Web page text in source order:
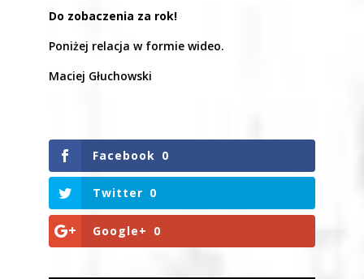
Do zobaczenia za rok!
Poniżej relacja w formie wideo.
Maciej Głuchowski
Facebook 0
Twitter 0
Google+ 0